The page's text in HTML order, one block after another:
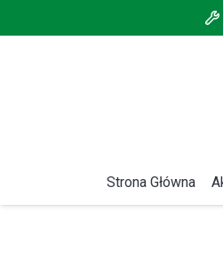
Strona Główna